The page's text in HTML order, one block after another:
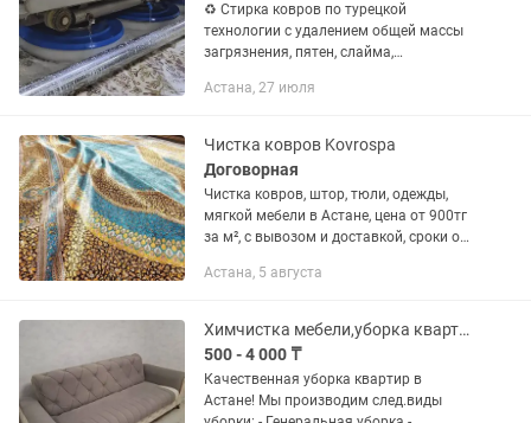
♻️ Стирка ковров по турецкой
технологии с удалением общей массы
загрязнения, пятен, слайма,
специализированной фабрике 📌 7
стирка на...
Астана, 27 июля
Чистка ковров Kovrospa
Договорная
Чистка ковров, штор, тюли, одежды,
мягкой мебели в Астане, цена от 900тг
за м², с вывозом и доставкой, сроки от
Астана, 5 августа
Химчистка мебели,уборка квартир
500 - 4 000 ₸
Качественная уборка квартир в
Астане! Мы производим след.виды